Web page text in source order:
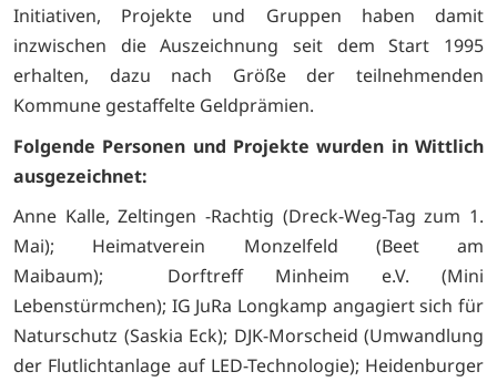
Initiativen, Projekte und Gruppen haben damit
inzwischen die Auszeichnung seit dem Start 1995
erhalten, dazu nach Größe der teilnehmenden
Kommune gestaffelte Geldprämien.
Folgende Personen und Projekte wurden in Wittlich
ausgezeichnet:
Anne Kalle, Zeltingen -Rachtig (Dreck-Weg-Tag zum 1.
Mai); Heimatverein Monzelfeld (Beet am
Maibaum); Dorftreff Minheim e.V. (Mini
Lebenstürmchen); IG JuRa Longkamp angagiert sich für
Naturschutz (Saskia Eck); DJK-Morscheid (Umwandlung
der Flutlichtanlage auf LED-Technologie); Heidenburger